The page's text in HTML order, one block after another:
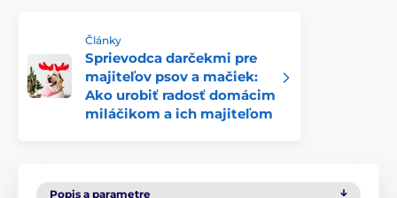
Články
Sprievodca darčekmi pre
majiteľov psov a mačiek:
Ako urobiť radosť domácim
miláčikom a ich majiteľom
Popis a parametre